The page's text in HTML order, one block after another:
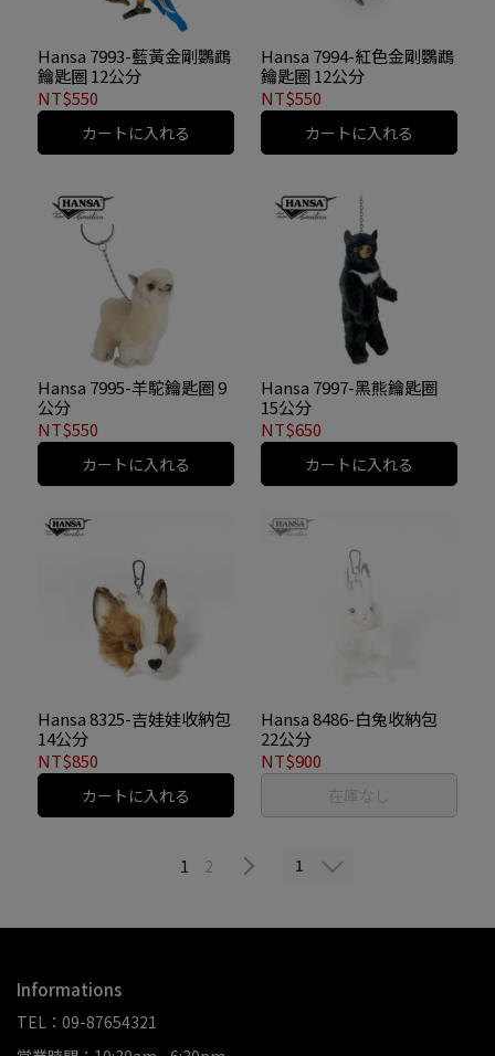
Hansa 7993-藍黃金剛鸚鵡
鑰匙圈 12公分
NT$550
カートに入れる
Hansa 7994-紅色金剛鸚鵡
鑰匙圈 12公分
NT$550
カートに入れる
Hansa 7995-羊駝鑰匙圈 9
公分
NT$550
カートに入れる
Hansa 7997-黑熊鑰匙圈
15公分
NT$650
カートに入れる
Hansa 8325-吉娃娃收納包
14公分
NT$850
カートに入れる
Hansa 8486-白兔收納包
22公分
NT$900
在庫なし
1 2 1
Informations
TEL：09-87654321